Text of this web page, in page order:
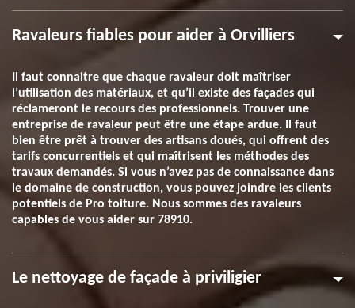
Ravaleurs fiables pour aider à Orvilliers
Il faut connaitre que chaque ravaleur doit maîtriser
l’utilisation des matériaux, et qu’il existe des façades qui
réclameront le recours des professionnels. Trouver une
entreprise de ravaleur peut être une étape ardue. Il faut
bien être prêt à trouver des artisans doués, qui offrent des
tarifs concurrentiels et qui maîtrisent les méthodes des
travaux demandés. Si vous n’avez pas de connaissance dans
le domaine de construction, vous pouvez joindre les clients
potentiels de Pro toiture. Nous sommes des ravaleurs
capables de vous aider sur 78910.
Le nettoyage de façade à priviligier